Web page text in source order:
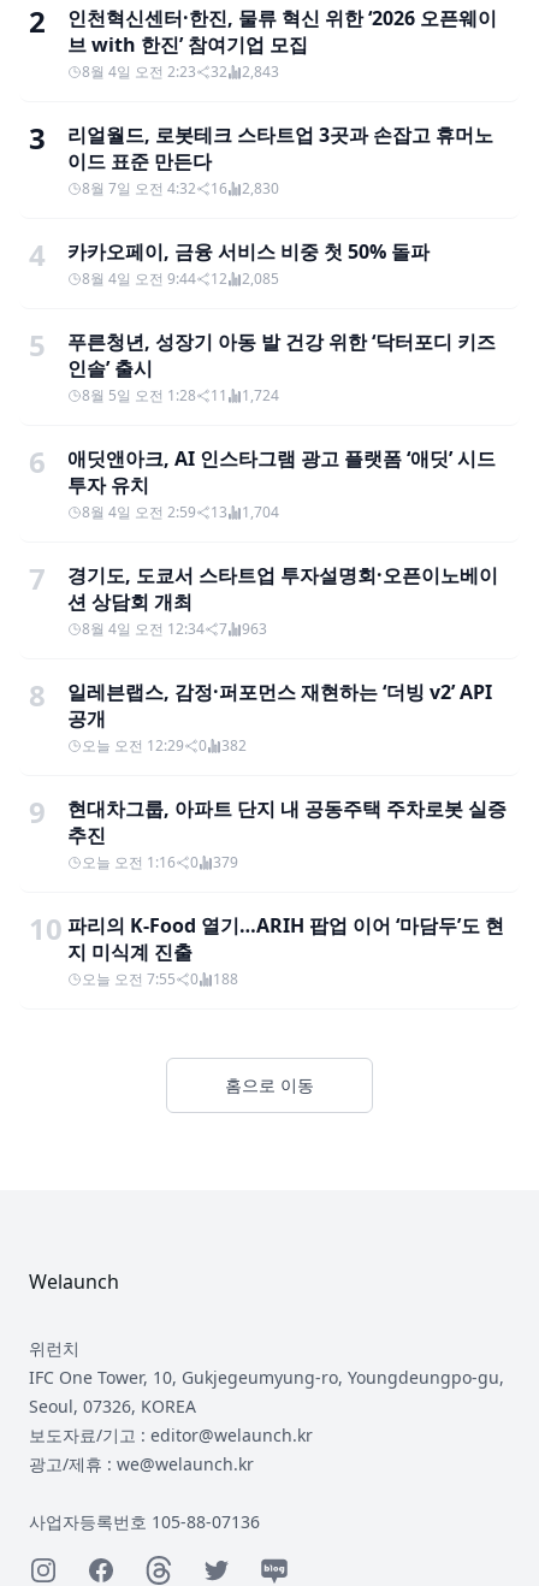
2
인천혁신센터·한진, 물류 혁신 위한 ‘2026 오픈웨이
브 with 한진’ 참여기업 모집
8월 4일 오전 2:23 32 2,843
3
리얼월드, 로봇테크 스타트업 3곳과 손잡고 휴머노
이드 표준 만든다
8월 7일 오전 4:32 16 2,830
4 카카오페이, 금융 서비스 비중 첫 50% 돌파
8월 4일 오전 9:44 12 2,085
5
푸른청년, 성장기 아동 발 건강 위한 ‘닥터포디 키즈
인솔’ 출시
8월 5일 오전 1:28 11 1,724
6
애딧앤아크, AI 인스타그램 광고 플랫폼 ‘애딧’ 시드
투자 유치
8월 4일 오전 2:59 13 1,704
7
경기도, 도쿄서 스타트업 투자설명회·오픈이노베이
션 상담회 개최
8월 4일 오전 12:34 7 963
8
일레븐랩스, 감정·퍼포먼스 재현하는 ‘더빙 v2’ API
공개
오늘 오전 12:29 0 382
9
현대차그룹, 아파트 단지 내 공동주택 주차로봇 실증
추진
오늘 오전 1:16 0 379
10 파리의 K-Food 열기…ARIH 팝업 이어 ‘마담두’도 현
지 미식계 진출
오늘 오전 7:55 0 188
홈으로 이동
Welaunch
위런치
IFC One Tower, 10, Gukjegeumyung-ro, Youngdeungpo-gu,
Seoul, 07326, KOREA
보도자료/기고 : editor@welaunch.kr
광고/제휴 : we@welaunch.kr
사업자등록번호 105-88-07136
InstagramFacebookThreadsTwitterNaver